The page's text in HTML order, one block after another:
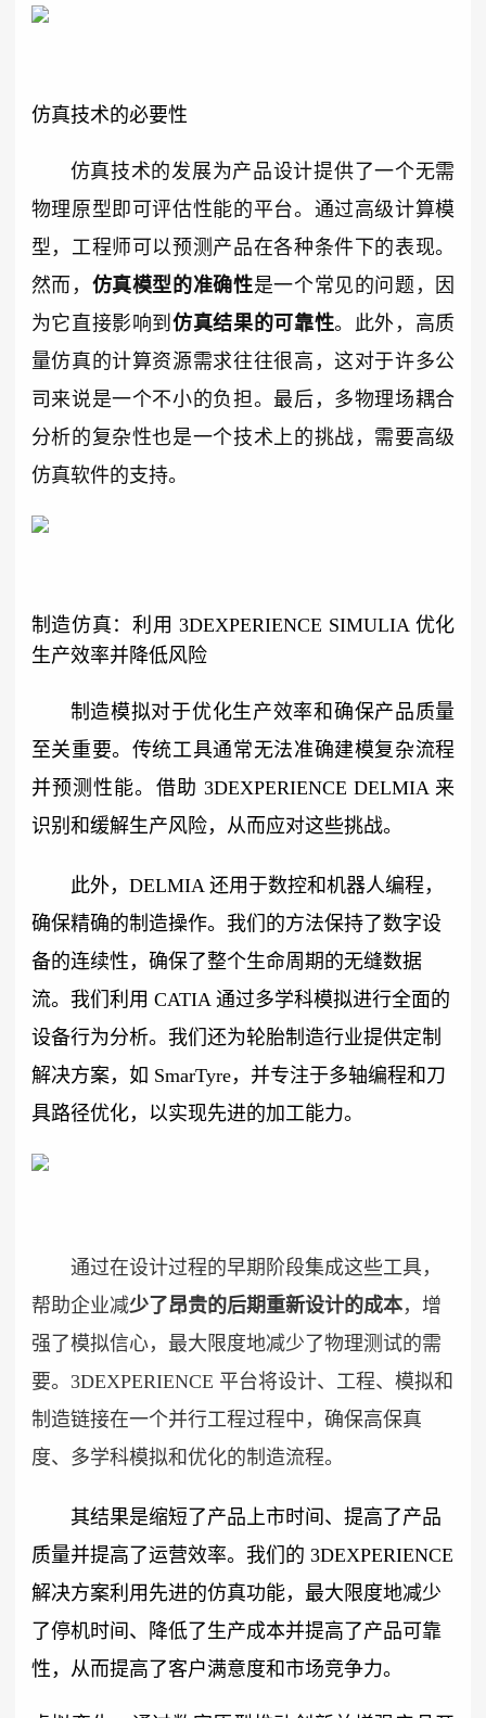
仿真技术的必要性
仿真技术的发展为产品设计提供了一个无需
物理原型即可评估性能的平台。通过高级计算模
型，工程师可以预测产品在各种条件下的表现。
然而， 仿真模型的准确性是一个常见的问题，因
为它直接影响到仿真结果的可靠性。此外，高质
量仿真的计算资源需求往往很高，这对于许多公
司来说是一个不小的负担。最后，多物理场耦合
分析的复杂性也是一个技术上的挑战，需要高级
仿真软件的支持。
制造仿真：利用 3DEXPERIENCE SIMULIA 优化
生产效率并降低风险
制造模拟对于优化生产效率和确保产品质量
至关重要。传统工具通常无法准确建模复杂流程
并预测性能。借助 3DEXPERIENCE DELMIA 来
识别和缓解生产风险，从而应对这些挑战。
此外，DELMIA 还用于数控和机器人编程，
确保精确的制造操作。我们的方法保持了数字设
备的连续性，确保了整个生命周期的无缝数据
流。我们利用 CATIA 通过多学科模拟进行全面的
设备行为分析。我们还为轮胎制造行业提供定制
解决方案，如 SmarTyre，并专注于多轴编程和刀
具路径优化，以实现先进的加工能力。
通过在设计过程的早期阶段集成这些工具，
帮助企业减少了昂贵的后期重新设计的成本，增
强了模拟信心，最大限度地减少了物理测试的需
要。3DEXPERIENCE 平台将设计、工程、模拟和
制造链接在一个并行工程过程中，确保高保真
度、多学科模拟和优化的制造流程。
其结果是缩短了产品上市时间、提高了产品
质量并提高了运营效率。我们的 3DEXPERIENCE
解决方案利用先进的仿真功能，最大限度地减少
了停机时间、降低了生产成本并提高了产品可靠
性，从而提高了客户满意度和市场竞争力。